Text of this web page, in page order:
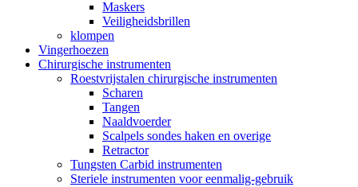
Maskers
Veiligheidsbrillen
klompen
Vingerhoezen
Chirurgische instrumenten
Roestvrijstalen chirurgische instrumenten
Scharen
Tangen
Naaldvoerder
Scalpels sondes haken en overige
Retractor
Tungsten Carbid instrumenten
Steriele instrumenten voor eenmalig-gebruik